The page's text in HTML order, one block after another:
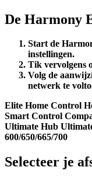
De Harmony
Start de
instellingen.
Tik vervolgens
Volg de
netwerk te
Elite Home Control
Smart Control
Ultimate Hub
600/650/665/700
Selecteer je